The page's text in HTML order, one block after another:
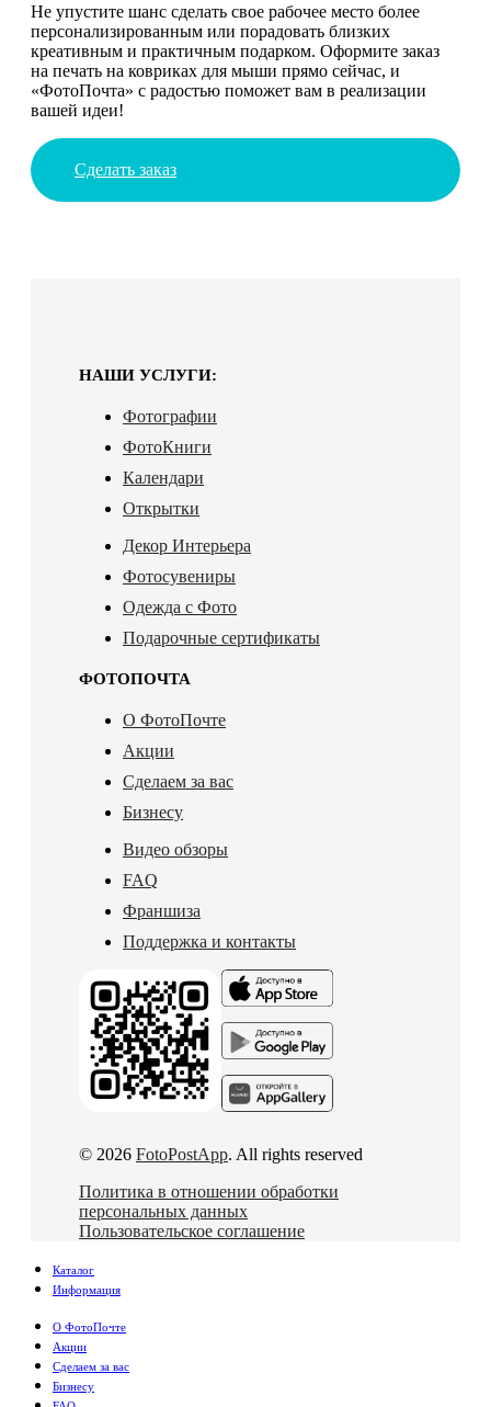
Не упустите шанс сделать свое рабочее место более
персонализированным или порадовать близких
креативным и практичным подарком. Оформите заказ
на печать на ковриках для мыши прямо сейчас, и
«ФотоПочта» с радостью поможет вам в реализации
вашей идеи!
Сделать заказ
НАШИ УСЛУГИ:
Фотографии
ФотоКниги
Календари
Открытки
Декор Интерьера
Фотосувениры
Одежда с Фото
Подарочные сертификаты
ФОТОПОЧТА
О ФотоПочте
Акции
Сделаем за вас
Бизнесу
Видео обзоры
FAQ
Франшиза
Поддержка и контакты
© 2026 FotoPostApp. All rights reserved
Политика в отношении обработки
персональных данных
Пользовательское соглашение
Каталог
Информация
О ФотоПочте
Акции
Сделаем за вас
Бизнесу